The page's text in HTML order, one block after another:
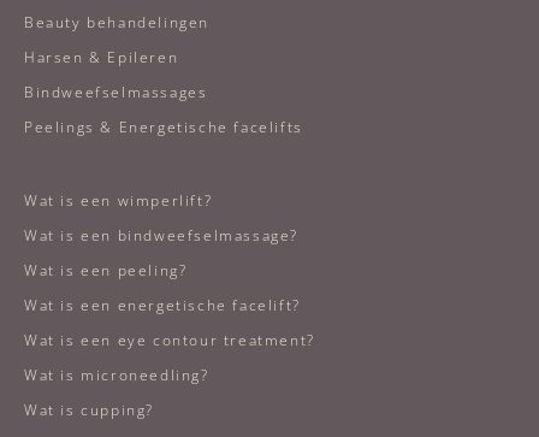
Beauty behandelingen
Harsen & Epileren
Bindweefselmassages
Peelings & Energetische facelifts
Wat is een wimperlift?
Wat is een bindweefselmassage?
Wat is een peeling?
Wat is een energetische facelift?
Wat is een eye contour treatment?
Wat is microneedling?
Wat is cupping?